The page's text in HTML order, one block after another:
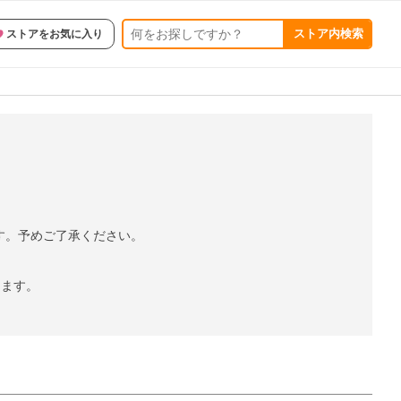
ストアをお気に入り ストア内検索
予めご了承ください。
す。